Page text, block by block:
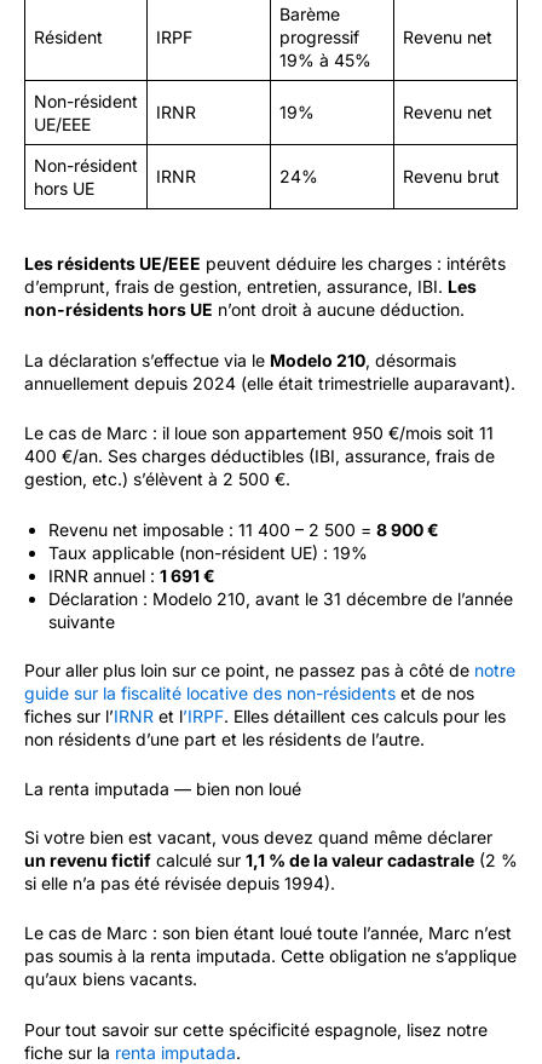
Résident IRPF
Barème
progressif
19% à 45%
Revenu net
Non-résident
UE/EEE
IRNR 19% Revenu net
Non-résident
hors UE
IRNR 24% Revenu brut
Les résidents UE/EEE peuvent déduire les charges : intérêts
d’emprunt, frais de gestion, entretien, assurance, IBI. Les
non-résidents hors UE n’ont droit à aucune déduction.
La déclaration s’effectue via le Modelo 210, désormais
annuellement depuis 2024 (elle était trimestrielle auparavant).
Le cas de Marc : il loue son appartement 950 €/mois soit 11
400 €/an. Ses charges déductibles (IBI, assurance, frais de
gestion, etc.) s’élèvent à 2 500 €.
Revenu net imposable : 11 400 – 2 500 = 8 900 €
Taux applicable (non-résident UE) : 19%
IRNR annuel : 1 691 €
Déclaration : Modelo 210, avant le 31 décembre de l’année
suivante
Pour aller plus loin sur ce point, ne passez pas à côté de notre
guide sur la fiscalité locative des non-résidents et de nos
fiches sur l’IRNR et l’IRPF. Elles détaillent ces calculs pour les
non résidents d’une part et les résidents de l’autre.
La renta imputada — bien non loué
Si votre bien est vacant, vous devez quand même déclarer
un revenu fictif calculé sur 1,1 % de la valeur cadastrale (2 %
si elle n’a pas été révisée depuis 1994).
Le cas de Marc : son bien étant loué toute l’année, Marc n’est
pas soumis à la renta imputada. Cette obligation ne s’applique
qu’aux biens vacants.
Pour tout savoir sur cette spécificité espagnole, lisez notre
fiche sur la renta imputada.